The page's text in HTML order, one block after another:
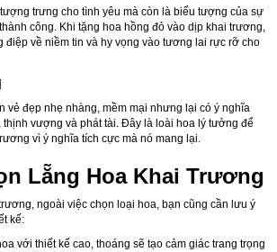
trưng cho tình yêu mà còn là biểu tượng của sự
công. Khi tặng hoa hồng đỏ vào dịp khai trương,
điệp về niềm tin và hy vọng vào tương lai rực rỡ cho
vẻ đẹp nhẹ nhàng, mềm mại nhưng lại có ý nghĩa
thịnh vượng và phát tài. Đây là loài hoa lý tưởng để
vì ý nghĩa tích cực mà nó mang lại.
Lẵng Hoa Khai Trương
ngoài việc chọn loại hoa, bạn cũng cần lưu ý
kế:
với thiết kế cao, thoáng sẽ tạo cảm giác trang trọng